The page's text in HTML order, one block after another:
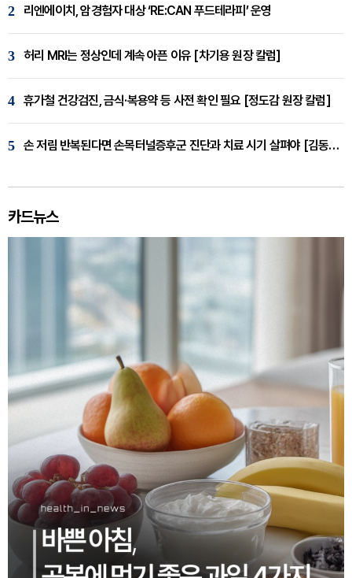
2 리엔에이치, 암경험자 대상 ‘RE:CAN 푸드테라피’ 운영
3 허리 MRI는 정상인데 계속 아픈 이유 [차기용 원장 칼럼]
4 휴가철 건강검진, 금식·복용약 등 사전 확인 필요 [정도감 원장 칼럼]
5 손 저림 반복된다면 손목터널증후군 진단과 치료 시기 살펴야 [김동현 원장 칼럼]
카드뉴스